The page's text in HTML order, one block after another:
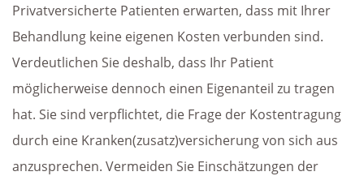
Privatversicherte Patienten erwarten, dass mit Ihrer
Behandlung keine eigenen Kosten verbunden sind.
Verdeutlichen Sie deshalb, dass Ihr Patient
möglicherweise dennoch einen Eigenanteil zu tragen
hat. Sie sind verpflichtet, die Frage der Kostentragung
durch eine Kranken(zusatz)versicherung von sich aus
anzusprechen. Vermeiden Sie Einschätzungen der